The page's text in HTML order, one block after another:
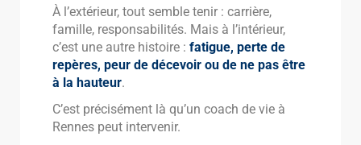
À l’extérieur, tout semble tenir : carrière,
famille, responsabilités. Mais à l’intérieur,
c’est une autre histoire : fatigue, perte de
repères, peur de décevoir ou de ne pas être
à la hauteur.
C’est précisément là qu’un coach de vie à
Rennes peut intervenir.